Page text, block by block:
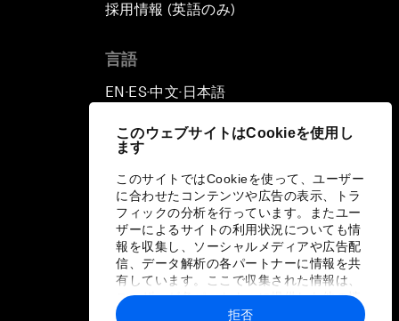
このウェブサイトはCookieを使用し
ます
このサイトではCookieを使って、ユーザー
に合わせたコンテンツや広告の表示、トラ
フィックの分析を行っています。またユー
ザーによるサイトの利用状況についても情
報を収集し、ソーシャルメディアや広告配
信、データ解析の各パートナーに情報を共
有しています。ここで収集された情報は、
ユーザーが各パートナーに提供した他の情
報や各パートナーのサービスを使用した際
拒否
採用情報 (英語のみ)
言語
EN ▪ ES▪中文▪ 日本語